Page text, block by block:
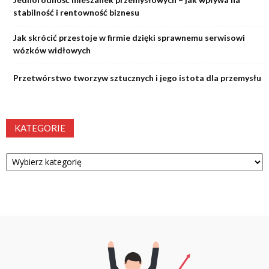
stabilność i rentowność biznesu
Jak skrócić przestoje w firmie dzięki sprawnemu serwisowi
wózków widłowych
Przetwórstwo tworzyw sztucznych i jego istota dla przemysłu
KATEGORIE
Kategorie